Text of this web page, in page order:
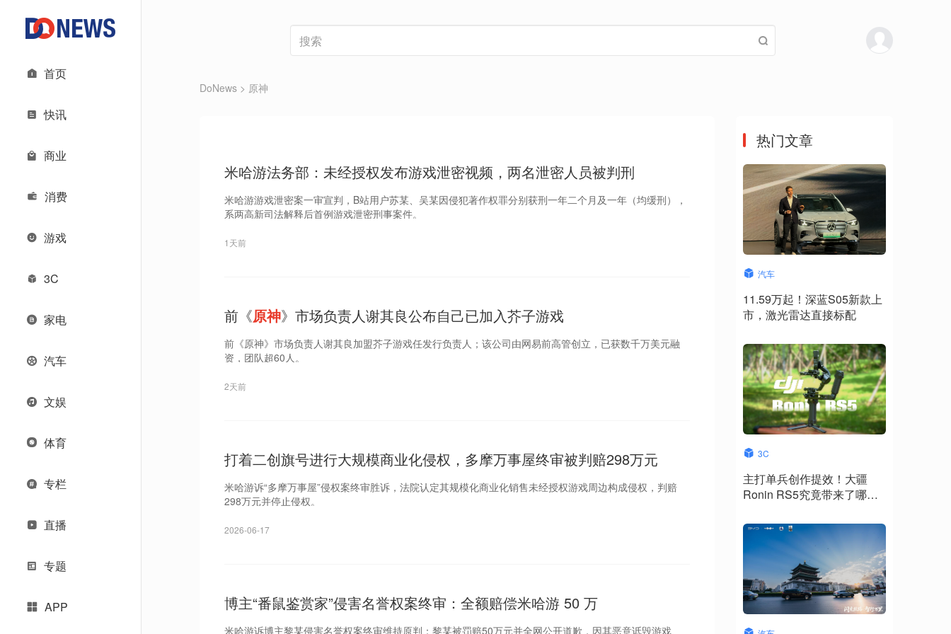
首页
快讯
商业
消费
游戏
3C
家电
汽车
文娱
体育
专栏
直播
专题
APP
DoNews > 原神
米哈游法务部：未经授权发布游戏泄密视频，两名泄密人员被判刑
米哈游游戏泄密案一审宣判，B站用户苏某、吴某因侵犯著作权罪分别获刑一年二个月及一年（均缓刑），
系两高新司法解释后首例游戏泄密刑事案件。
1天前
前《原神》市场负责人谢其良公布自己已加入芥子游戏
前《原神》市场负责人谢其良加盟芥子游戏任发行负责人；该公司由网易前高管创立，已获数千万美元融
资，团队超60人。
2天前
打着二创旗号进行大规模商业化侵权，多摩万事屋终审被判赔298万元
米哈游诉“多摩万事屋”侵权案终审胜诉，法院认定其规模化商业化销售未经授权游戏周边构成侵权，判赔
298万元并停止侵权。
2026-06-17
博主“番鼠鉴赏家”侵害名誉权案终审：全额赔偿米哈游 50 万
米哈游诉博主黎某侵害名誉权案终审维持原判：黎某被罚赔50万元并全网公开道歉，因其恶意诋毁游戏、
热门文章
汽车
11.59万起！深蓝S05新款上
市，激光雷达直接标配
3C
主打单兵创作提效！大疆
Ronin RS5究竟带来了哪些